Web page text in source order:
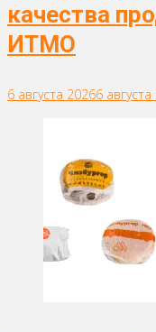
качества
ИТМО
6 августа 20266